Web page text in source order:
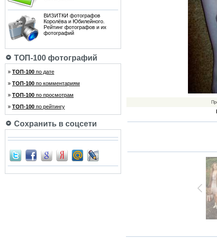
ВИЗИТКИ фотографов
Королёва и Юбилейного.
Рейтинг фотографов и их
фотографий
ТОП-100 фотографий
» ТОП-100 по дате
» ТОП-100 по комментариям
» ТОП-100 по просмотрам
» ТОП-100 по рейтингу
Сохранить в соцсети